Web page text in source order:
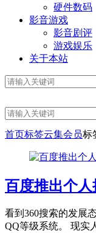
硬件数码
影音游戏
影音剧评
游戏娱乐
关于本站
首页标签云集会员标
百度推出个
看到360搜索的发展
QQ等级系统。 现实